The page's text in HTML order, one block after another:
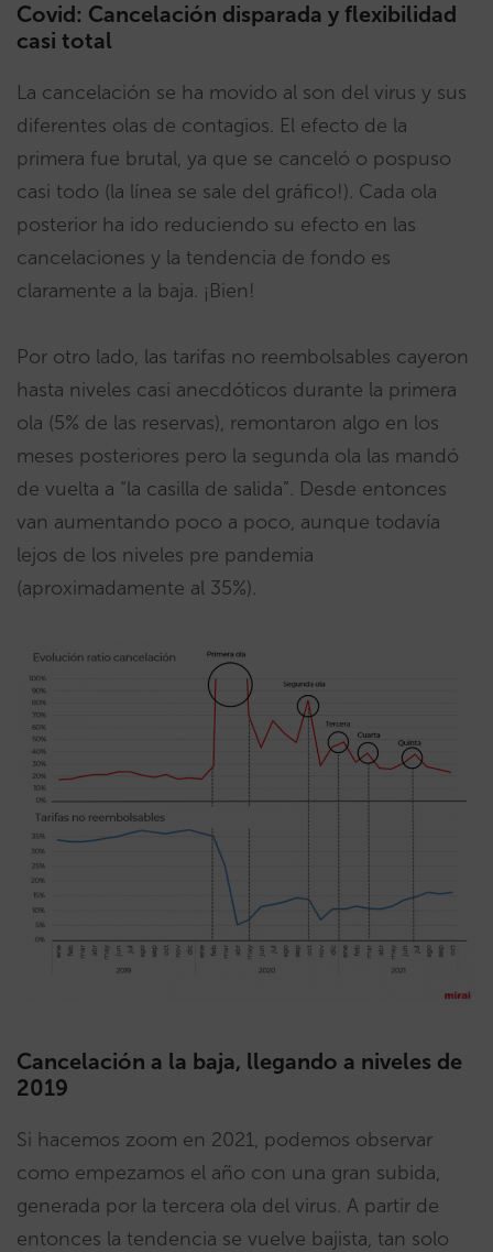
Covid: Cancelación disparada y flexibilidad
casi total
La cancelación se ha movido al son del virus y sus
diferentes olas de contagios. El efecto de la
primera fue brutal, ya que se canceló o pospuso
casi todo (la línea se sale del gráfico!). Cada ola
posterior ha ido reduciendo su efecto en las
cancelaciones y la tendencia de fondo es
claramente a la baja. ¡Bien!
Por otro lado, las tarifas no reembolsables cayeron
hasta niveles casi anecdóticos durante la primera
ola (5% de las reservas), remontaron algo en los
meses posteriores pero la segunda ola las mandó
de vuelta a “la casilla de salida”. Desde entonces
van aumentando poco a poco, aunque todavía
lejos de los niveles pre pandemia
(aproximadamente al 35%).
Cancelación a la baja, llegando a niveles de
2019
Si hacemos zoom en 2021, podemos observar
como empezamos el año con una gran subida,
generada por la tercera ola del virus. A partir de
entonces la tendencia se vuelve bajista, tan solo